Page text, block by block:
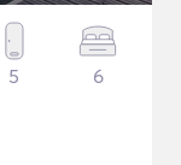
5 6